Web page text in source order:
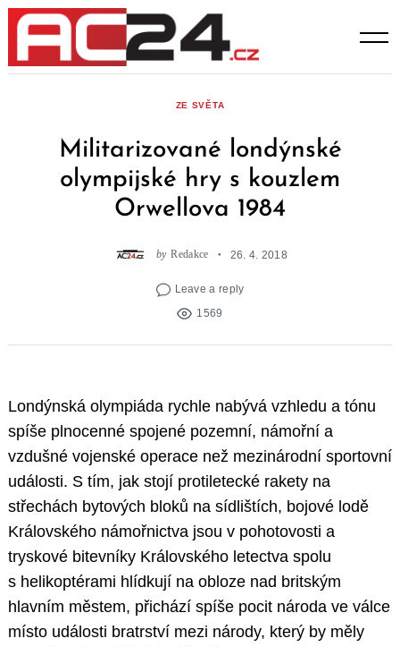
Skip
content
ZE SVĚTA
Militarizované londýnské
olympijské hry s kouzlem
Orwellova 1984
by Redakce 26. 4. 2018
Leave a reply
1569
Londýnská olympiáda rychle nabývá vzhledu a tónu
spíše plnocenné spojené pozemní, námořní a
vzdušné vojenské operace než mezinárodní sportovní
události. S tím, jak stojí protiletecké rakety na
střechách bytových bloků na sídlištích, bojové lodě
Královského námořnictva jsou v pohotovosti a
tryskové bitevníky Královského letectva spolu
s helikoptérami hlídkují na obloze nad britským
hlavním městem, přichází spíše pocit národa ve válce
místo události bratrství mezi národy, který by měly